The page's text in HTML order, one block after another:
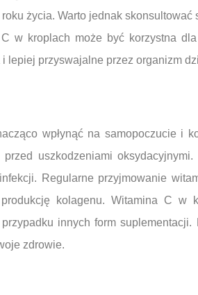
życia. Warto jednak skonsultować
w kroplach może być korzystna
lepiej przyswajalne przez organizm
wpłynąć na samopoczucie i
uszkodzeniami
Regularne przyjmowanie
kolagenu. Witamina C w
innych form suplementacji.
zdrowie.